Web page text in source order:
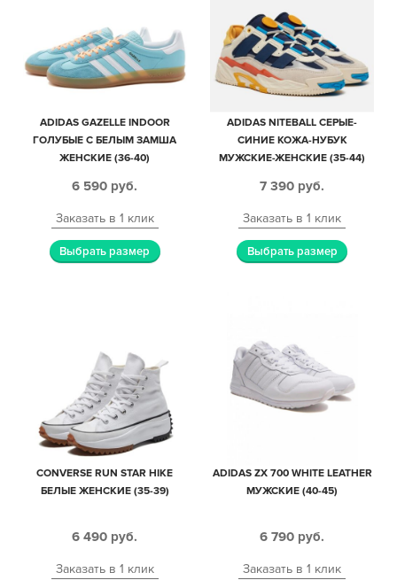
ADIDAS GAZELLE INDOOR
ГОЛУБЫЕ С БЕЛЫМ ЗАМША
ЖЕНСКИЕ (36-40)
6 590 руб.
Заказать в 1 клик
Выбрать размер
ADIDAS NITEBALL СЕРЫЕ-
СИНИЕ КОЖА-НУБУК
МУЖСКИЕ-ЖЕНСКИЕ (35-44)
7 390 руб.
Заказать в 1 клик
Выбрать размер
CONVERSE RUN STAR HIKE
БЕЛЫЕ ЖЕНСКИЕ (35-39)
6 490 руб.
Заказать в 1 клик
ADIDAS ZX 700 WHITE LEATHER
МУЖСКИЕ (40-45)
6 790 руб.
Заказать в 1 клик